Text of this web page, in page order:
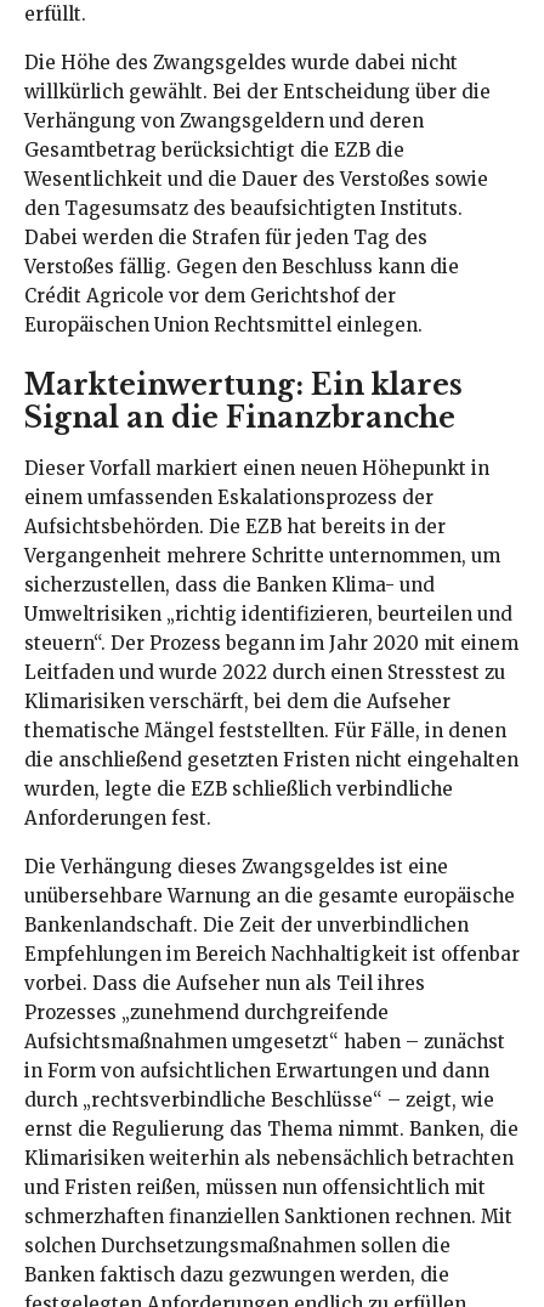
erfüllt.
Die Höhe des Zwangsgeldes wurde dabei nicht
willkürlich gewählt. Bei der Entscheidung über die
Verhängung von Zwangsgeldern und deren
Gesamtbetrag berücksichtigt die EZB die
Wesentlichkeit und die Dauer des Verstoßes sowie
den Tagesumsatz des beaufsichtigten Instituts.
Dabei werden die Strafen für jeden Tag des
Verstoßes fällig. Gegen den Beschluss kann die
Crédit Agricole vor dem Gerichtshof der
Europäischen Union Rechtsmittel einlegen.
Markteinwertung: Ein klares
Signal an die Finanzbranche
Dieser Vorfall markiert einen neuen Höhepunkt in
einem umfassenden Eskalationsprozess der
Aufsichtsbehörden. Die EZB hat bereits in der
Vergangenheit mehrere Schritte unternommen, um
sicherzustellen, dass die Banken Klima- und
Umweltrisiken „richtig identifizieren, beurteilen und
steuern“. Der Prozess begann im Jahr 2020 mit einem
Leitfaden und wurde 2022 durch einen Stresstest zu
Klimarisiken verschärft, bei dem die Aufseher
thematische Mängel feststellten. Für Fälle, in denen
die anschließend gesetzten Fristen nicht eingehalten
wurden, legte die EZB schließlich verbindliche
Anforderungen fest.
Die Verhängung dieses Zwangsgeldes ist eine
unübersehbare Warnung an die gesamte europäische
Bankenlandschaft. Die Zeit der unverbindlichen
Empfehlungen im Bereich Nachhaltigkeit ist offenbar
vorbei. Dass die Aufseher nun als Teil ihres
Prozesses „zunehmend durchgreifende
Aufsichtsmaßnahmen umgesetzt“ haben – zunächst
in Form von aufsichtlichen Erwartungen und dann
durch „rechtsverbindliche Beschlüsse“ – zeigt, wie
ernst die Regulierung das Thema nimmt. Banken, die
Klimarisiken weiterhin als nebensächlich betrachten
und Fristen reißen, müssen nun offensichtlich mit
schmerzhaften finanziellen Sanktionen rechnen. Mit
solchen Durchsetzungsmaßnahmen sollen die
Banken faktisch dazu gezwungen werden, die